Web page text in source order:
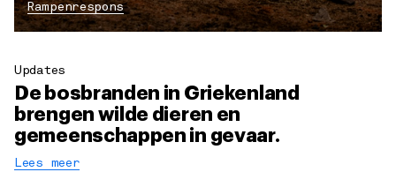
Rampenrespons
Updates
De bosbranden in Griekenland
brengen wilde dieren en
gemeenschappen in gevaar.
Lees meer